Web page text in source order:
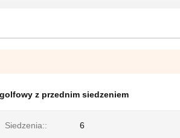
z przednim siedzeniem
Siedzenia:: 6